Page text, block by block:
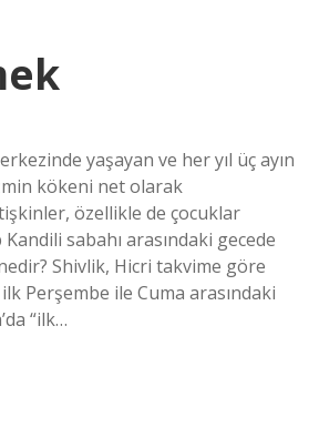
yaşayan ve her yıl üç ayın
kökeni net olarak
özellikle de çocuklar
sabahı arasındaki gecede
Shivlik, Hicri takvime göre
Perşembe ile Cuma arasındaki
“ilk…